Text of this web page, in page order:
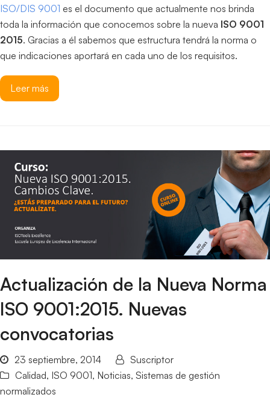
ISO/DIS 9001 es el documento que actualmente nos brinda
toda la información que conocemos sobre la nueva ISO 9001
2015. Gracias a él sabemos que estructura tendrá la norma o
que indicaciones aportará en cada uno de los requisitos.
Leer más
Actualización de la Nueva Norma
ISO 9001:2015. Nuevas
convocatorias
23 septiembre, 2014
Suscriptor
Calidad, ISO 9001, Noticias, Sistemas de gestión
normalizados